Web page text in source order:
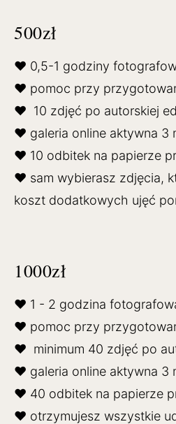
500zł
♥ 0,5-1 godziny
♥ pomoc przy
♥ 10 zdjęć po autorskiej
♥ galeria online aktywna 3
♥ 10 odbitek na papierze
♥ sam wybierasz zdjęcia,
koszt dodatkowych ujęć
1000zł
♥ 1 - 2 godzina
♥ pomoc przy
♥ minimum 40 zdjęć po
♥ galeria online aktywna 3
♥ 40 odbitek na papierze
♥ otrzymujesz wszystkie